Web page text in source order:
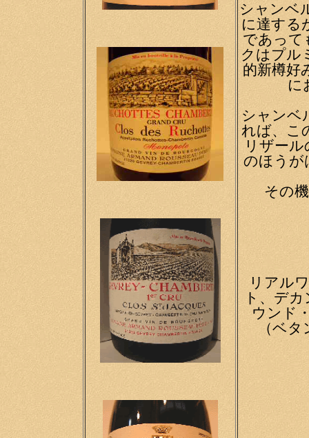
シャンベ
に達する
であって
クはプル
的新樽好
に
シャンベ
れば、こ
リザー
のほうが
その
リアル
ト、デ
ウンド
（ベ